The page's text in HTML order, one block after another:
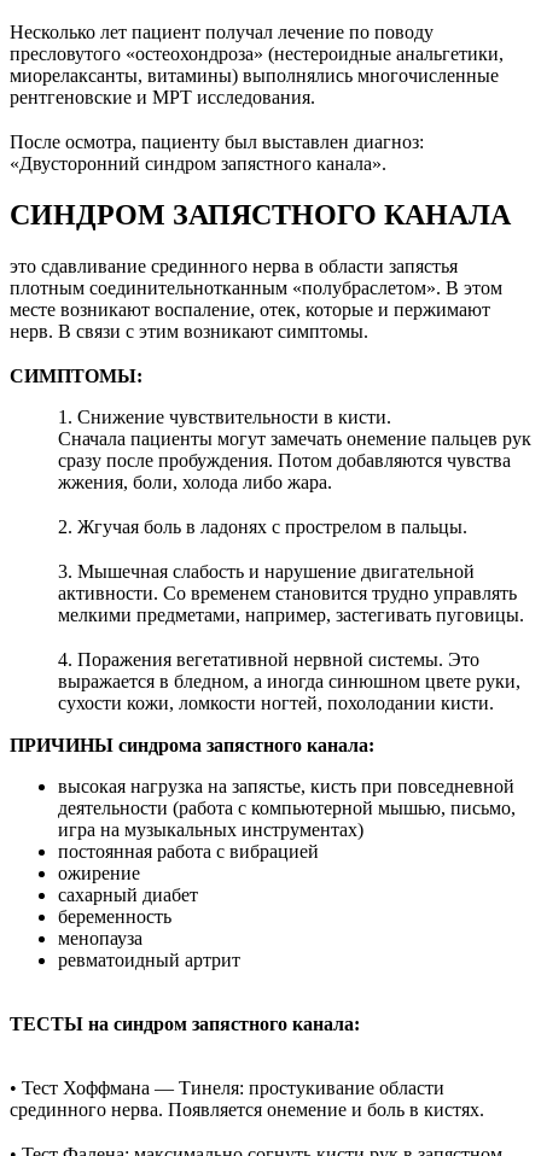
Несколько лет пациент получал лечение по поводу
пресловутого «остеохондроза» (нестероидные анальгетики,
миорелаксанты, витамины) выполнялись многочисленные
рентгеновские и МРТ исследования.
После осмотра, пациенту был выставлен диагноз:
«Двусторонний синдром запястного канала».
СИНДРОМ ЗАПЯСТНОГО КАНАЛА
это сдавливание срединного нерва в области запястья
плотным соединительнотканным «полубраслетом». В этом
месте возникают воспаление, отек, которые и пержимают
нерв. В связи с этим возникают симптомы.
СИМПТОМЫ:
1. Снижение чувствительности в кисти.
Сначала пациенты могут замечать онемение пальцев рук
сразу после пробуждения. Потом добавляются чувства
жжения, боли, холода либо жара.
2. Жгучая боль в ладонях с прострелом в пальцы.
3. Мышечная слабость и нарушение двигательной
активности. Со временем становится трудно управлять
мелкими предметами, например, застегивать пуговицы.
4. Поражения вегетативной нервной системы. Это
выражается в бледном, а иногда синюшном цвете руки,
сухости кожи, ломкости ногтей, похолодании кисти.
ПРИЧИНЫ синдрома запястного канала:
высокая нагрузка на запястье, кисть при повседневной
деятельности (работа с компьютерной мышью, письмо,
игра на музыкальных инструментах)
постоянная работа с вибрацией
ожирение
сахарный диабет
беременность
менопауза
ревматоидный артрит
ТЕСТЫ на синдром запястного канала:
• Тест Хоффмана — Тинеля: простукивание области
срединного нерва. Появляется онемение и боль в кистях.